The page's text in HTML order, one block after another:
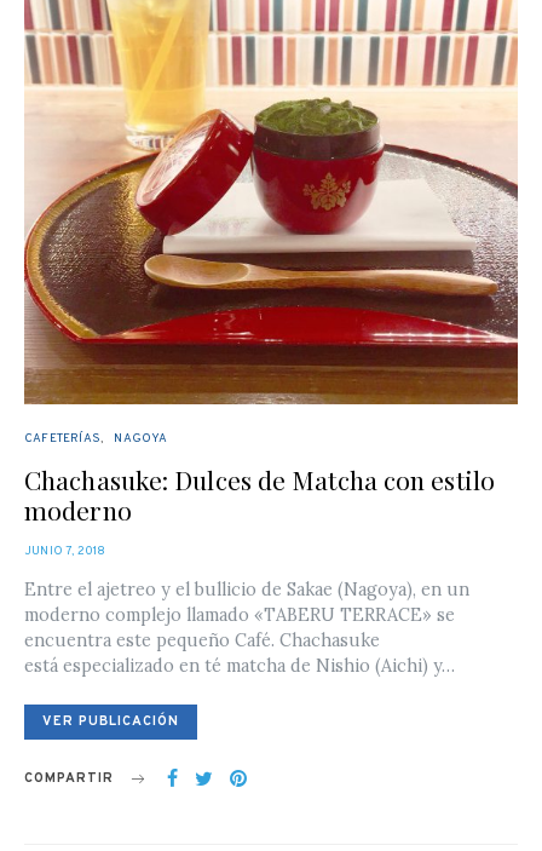
CAFETERÍAS NAGOYA
Chachasuke: Dulces de Matcha con estilo
moderno
POSTED
JUNIO 7, 2018
Entre el ajetreo y el bullicio de Sakae (Nagoya), en un
moderno complejo llamado «TABERU TERRACE» se
encuentra este pequeño Café. Chachasuke
está especializado en té matcha de Nishio (Aichi) y…
VER PUBLICACIÓN
COMPARTIR